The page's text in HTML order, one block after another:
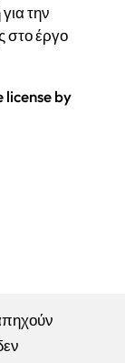
την
στο έργο
by